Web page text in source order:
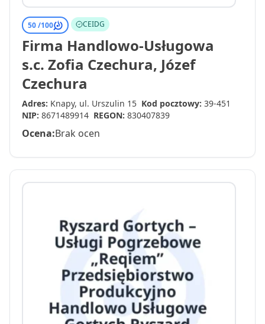
50 /100 CEIDG
Firma Handlowo-Usługowa
s.c. Zofia Czechura, Józef
Czechura
Adres: Knapy, ul. Urszulin 15 Kod pocztowy: 39-451
NIP: 8671489914 REGON: 830407839
Ocena:Brak ocen